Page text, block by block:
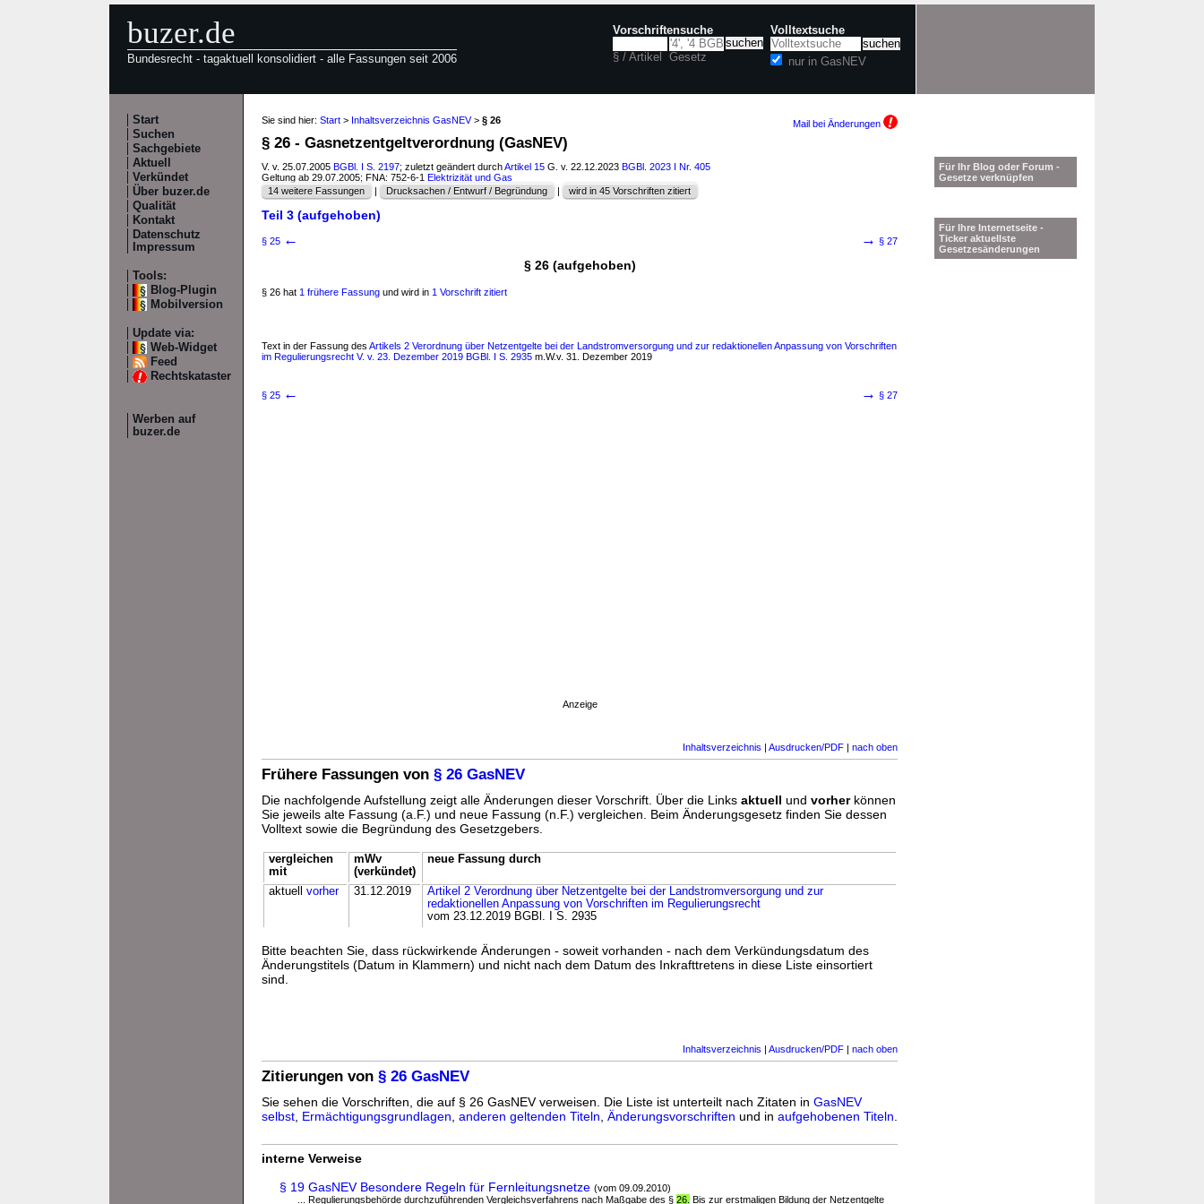
buzer.de
Bundesrecht - tagaktuell konsolidiert - alle Fassungen seit 2006
Vorschriftensuche
§ / Artikel Gesetz
Volltextsuche
nur in GasNEV
Start
Suchen
Sachgebiete
Aktuell
Verkündet
Über buzer.de
Qualität
Kontakt
Datenschutz
Impressum
Tools:
Blog-Plugin
Mobilversion
Update via:
Web-Widget
Feed
Rechtskataster
Werben auf
buzer.de
Sie sind hier: Start > Inhaltsverzeichnis GasNEV> § 26 Mail bei Änderungen
§ 26 - Gasnetzentgeltverordnung (GasNEV)
V. v. 25.07.2005 BGBl. I S. 2197; zuletzt geändert durchArtikel 15 G. v. 22.12.2023 BGBl. 2023 I Nr. 405
Geltung ab 29.07.2005; FNA: 752-6-1 Elektrizität und Gas
14 weitere Fassungen
| Drucksachen / Entwurf / Begründung | wird in 45 Vorschriften zitiert
Teil 3 (aufgehoben)
§ 25 ← → § 27
§ 26 (aufgehoben)
§ 26 hat 1 frühere Fassung und wird in 1 Vorschrift zitiert
Text in der Fassung des Artikels 2 Verordnung über Netzentgelte bei der Landstromversorgung und zur redaktionellen Anpassung von Vorschriften
im Regulierungsrecht V. v. 23. Dezember 2019 BGBl. I S. 2935 m.W.v. 31. Dezember 2019
§ 25 ← → § 27
Anzeige
Inhaltsverzeichnis | Ausdrucken/PDF | nach oben
Frühere Fassungen von § 26 GasNEV
Die nachfolgende Aufstellung zeigt alle Änderungen dieser Vorschrift. Über die Links aktuell und vorherkönnen
Sie jeweils alte Fassung (a.F.) und neue Fassung (n.F.) vergleichen. Beim Änderungsgesetz finden Sie dessen
Volltext sowie die Begründung des Gesetzgebers.
vergleichen
mit
mWv
(verkündet)
neue Fassung durch
aktuell vorher 31.12.2019
Artikel 2 Verordnung über Netzentgelte bei der Landstromversorgung und zur
redaktionellen Anpassung von Vorschriften im Regulierungsrecht
vom 23.12.2019 BGBl. I S. 2935
Bitte beachten Sie, dass rückwirkende Änderungen - soweit vorhanden - nach dem Verkündungsdatum des
Änderungstitels (Datum in Klammern) und nicht nach dem Datum des Inkrafttretens in diese Liste einsortiert
sind.
Inhaltsverzeichnis | Ausdrucken/PDF | nach oben
Zitierungen von § 26 GasNEV
Sie sehen die Vorschriften, die auf § 26 GasNEV verweisen. Die Liste ist unterteilt nach Zitaten in GasNEV
selbst Ermächtigungsgrundlagen anderen geltenden Titeln Änderungsvorschriften und in aufgehobenen Titeln
interne Verweise
§ 19 GasNEV Besondere Regeln für Fernleitungsnetze (vom 09.09.2010)
... Regulierungsbehörde durchzuführenden Vergleichsverfahrens nach Maßgabe des § 26. Bis zur erstmaligen Bildung der Netzentgelte
Für Ihr Blog oder Forum -
Gesetze verknüpfen
Für Ihre Internetseite -
Ticker aktuellste
Gesetzesänderungen